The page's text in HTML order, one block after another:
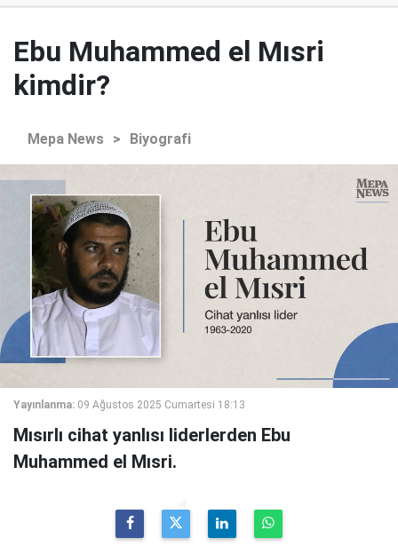
Ebu Muhammed el Mısri
kimdir?
Mepa News > Biyografi
Yayınlanma: 09 Ağustos 2025 Cumartesi 18:13
Mısırlı cihat yanlısı liderlerden Ebu
Muhammed el Mısri.